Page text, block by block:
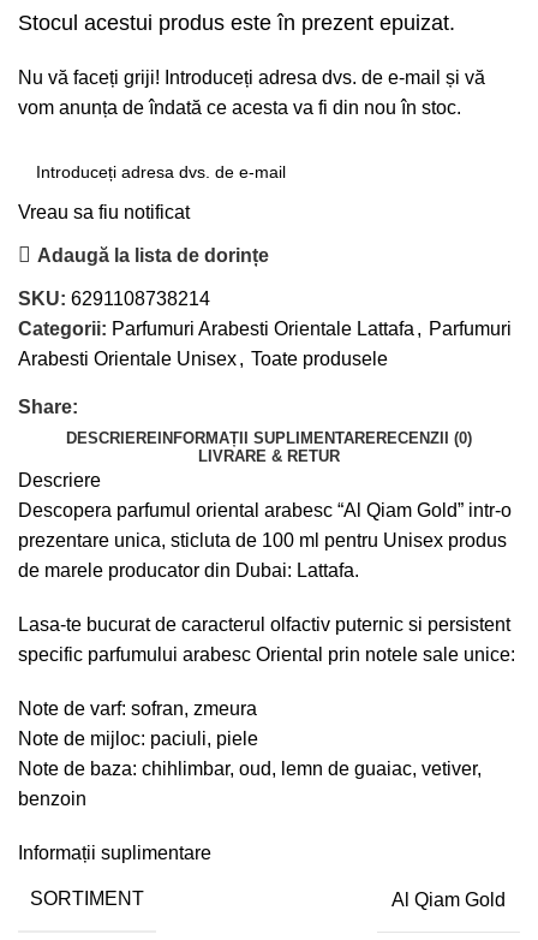
Stocul acestui produs este în prezent epuizat.
Nu vă faceți griji! Introduceți adresa dvs. de e-mail și vă
vom anunța de îndată ce acesta va fi din nou în stoc.
Vreau sa fiu notificat
Adaugă la lista de dorințe
SKU: 6291108738214
Categorii: Parfumuri Arabesti Orientale Lattafa , Parfumuri
Arabesti Orientale Unisex, Toate produsele
Share:
DESCRIERE INFORMAȚII SUPLIMENTARERECENZII (0)
LIVRARE & RETUR
Descriere
Descopera parfumul oriental arabesc “Al Qiam Gold” intr-o
prezentare unica, sticluta de 100 ml pentru Unisex produs
de marele producator din Dubai: Lattafa.
Lasa-te bucurat de caracterul olfactiv puternic si persistent
specific parfumului arabesc Oriental prin notele sale unice:
Note de varf: sofran, zmeura
Note de mijloc: paciuli, piele
Note de baza: chihlimbar, oud, lemn de guaiac, vetiver,
benzoin
Informații suplimentare
SORTIMENT Al Qiam Gold